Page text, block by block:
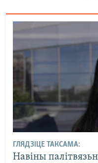
ГЛЯДЗІЦЕ ТАКСАМА:
Навіны